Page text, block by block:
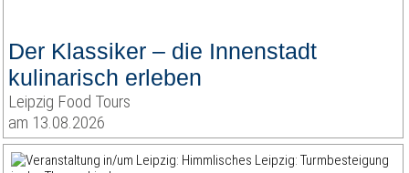
Der Klassiker – die Innenstadt
kulinarisch erleben
Leipzig Food Tours
am 13.08.2026